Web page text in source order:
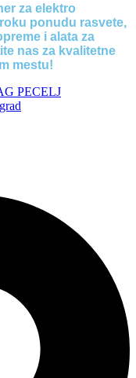
za elektro
ponudu rasvete,
i alata za
nas za kvalitetne
mestu!
PECELJ